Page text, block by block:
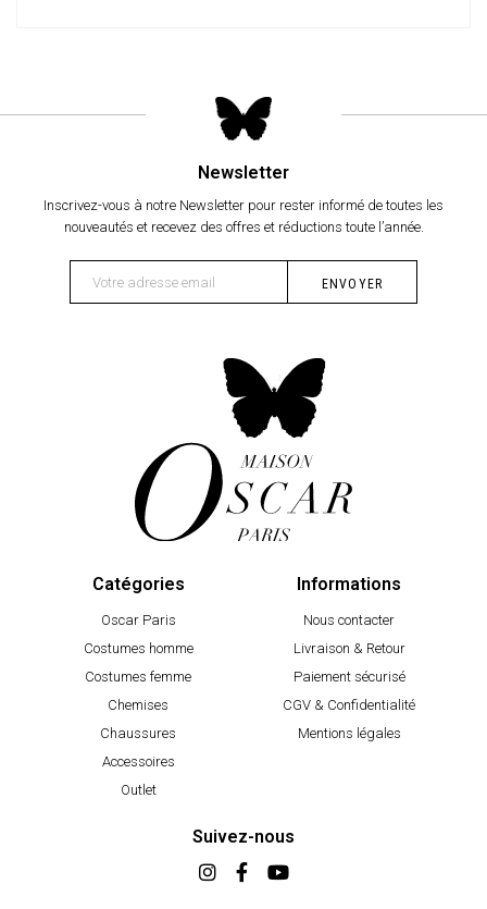
Newsletter
Inscrivez-vous à notre Newsletter pour rester informé de toutes les
nouveautés et recevez des offres et réductions toute l’année.
Catégories
Oscar Paris
Costumes homme
Costumes femme
Chemises
Chaussures
Accessoires
Outlet
Informations
Nous contacter
Livraison & Retour
Paiement sécurisé
CGV & Confidentialité
Mentions légales
Suivez-nous